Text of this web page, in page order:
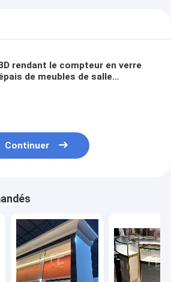
rendant le compteur en verre
de meubles de salle
Continuer